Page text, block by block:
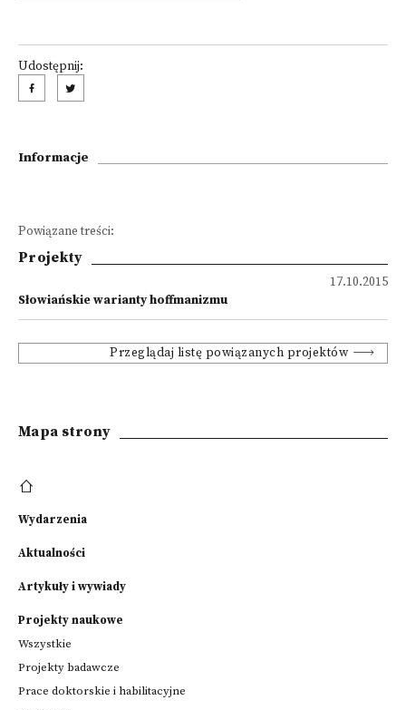
Udostępnij:
Informacje
Powiązane treści:
Projekty
17.10.2015
Słowiańskie warianty hoffmanizmu
Przeglądaj listę powiązanych projektów
Mapa strony
Wydarzenia
Aktualności
Artykuły i wywiady
Projekty naukowe
Wszystkie
Projekty badawcze
Prace doktorskie i habilitacyjne